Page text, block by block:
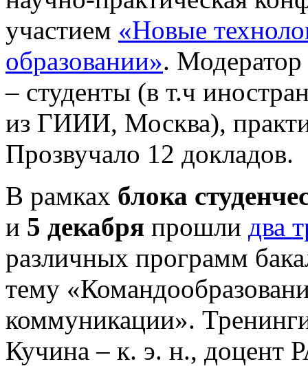
участием «Новые
образовании».
– студенты (в т.ч
из ГИИИ, Москва),
Прозвучало 12 докладов.
В рамках блока
и 5 декабря прошли два
различных программ
тему
коммуникации».
Кучина – к. э. н.,